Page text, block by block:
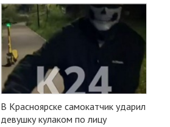
В Красноярске самокатчик ударил
девушку кулаком по лицу